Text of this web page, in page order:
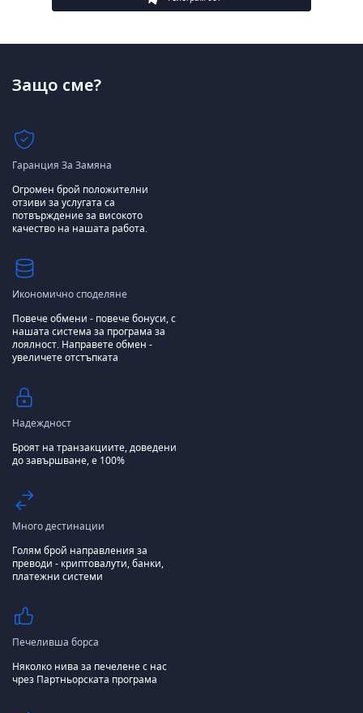
Защо сме?
Гаранция За Замяна
Огромен брой положителни
отзиви за услугата са
потвърждение за високото
качество на нашата работа.
Икономично споделяне
Повече обмени - повече бонуси, с
нашата система за програма за
лоялност. Направете обмен -
увеличете отстъпката
Надеждност
Броят на транзакциите, доведени
до завършване, е 100%
Много дестинации
Голям брой направления за
преводи - криптовалути, банки,
платежни системи
Печеливша борса
Няколко нива за печелене с нас
чрез Партньорската програма